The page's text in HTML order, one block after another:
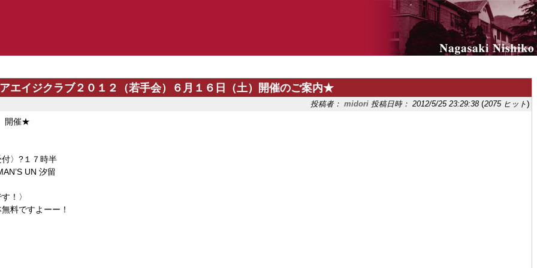
エイジクラブ２０１２（若手会）６月１６日（土）開催のご案内★
投稿者： midori 投稿日時： 2012/5/25 23:29:38 (2075 ヒット)
開催★
〉?１７時半
UN 汐留
！〉
よーー！